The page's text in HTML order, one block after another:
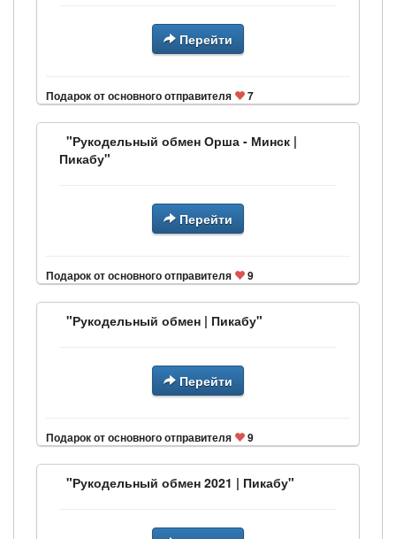
Перейти
Подарок от основного отправителя 7
"Рукодельный обмен Орша - Минск |
Пикабу"
Перейти
Подарок от основного отправителя 9
"Рукодельный обмен | Пикабу"
Перейти
Подарок от основного отправителя 9
"Рукодельный обмен 2021 | Пикабу"